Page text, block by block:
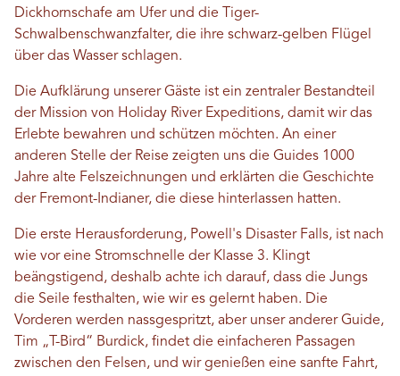
Dickhornschafe am Ufer und die Tiger-
Schwalbenschwanzfalter, die ihre schwarz-gelben Flügel
über das Wasser schlagen.
Die Aufklärung unserer Gäste ist ein zentraler Bestandteil
der Mission von Holiday River Expeditions, damit wir das
Erlebte bewahren und schützen möchten. An einer
anderen Stelle der Reise zeigten uns die Guides 1000
Jahre alte Felszeichnungen und erklärten die Geschichte
der Fremont-Indianer, die diese hinterlassen hatten.
Die erste Herausforderung, Powell's Disaster Falls, ist nach
wie vor eine Stromschnelle der Klasse 3. Klingt
beängstigend, deshalb achte ich darauf, dass die Jungs
die Seile festhalten, wie wir es gelernt haben. Die
Vorderen werden nassgespritzt, aber unser anderer Guide,
Tim „T-Bird“ Burdick, findet die einfacheren Passagen
zwischen den Felsen, und wir genießen eine sanfte Fahrt,